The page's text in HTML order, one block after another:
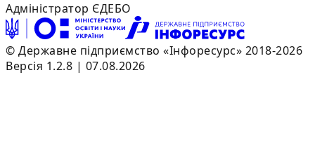
Адміністратор ЄДЕБО
© Державне підприємство «Інфоресурс» 2018-2026
Версія 1.2.8 | 07.08.2026